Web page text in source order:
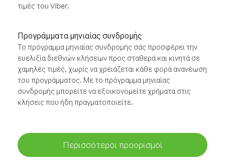
τιμές του Viber.
Προγράμματα μηνιαίας συνδρομής
Το πρόγραμμα μηνιαίας συνδρομής σάς προσφέρει την
ευελιξία διεθνών κλήσεων προς σταθερά και κινητά σε
χαμηλές τιμές, χωρίς να χρειάζεται κάθε φορά ανανέωση
του προγράμματος. Με το πρόγραμμα μηνιαίας
συνδρομής μπορείτε να εξοικονομείτε χρήματα στις
κλήσεις που ήδη πραγματοποιείτε.
Περισσότεροι προορισμοί